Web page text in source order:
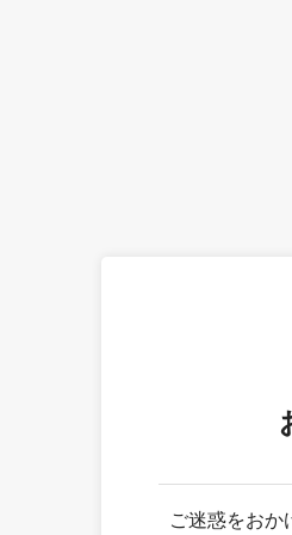
ご迷惑をおか